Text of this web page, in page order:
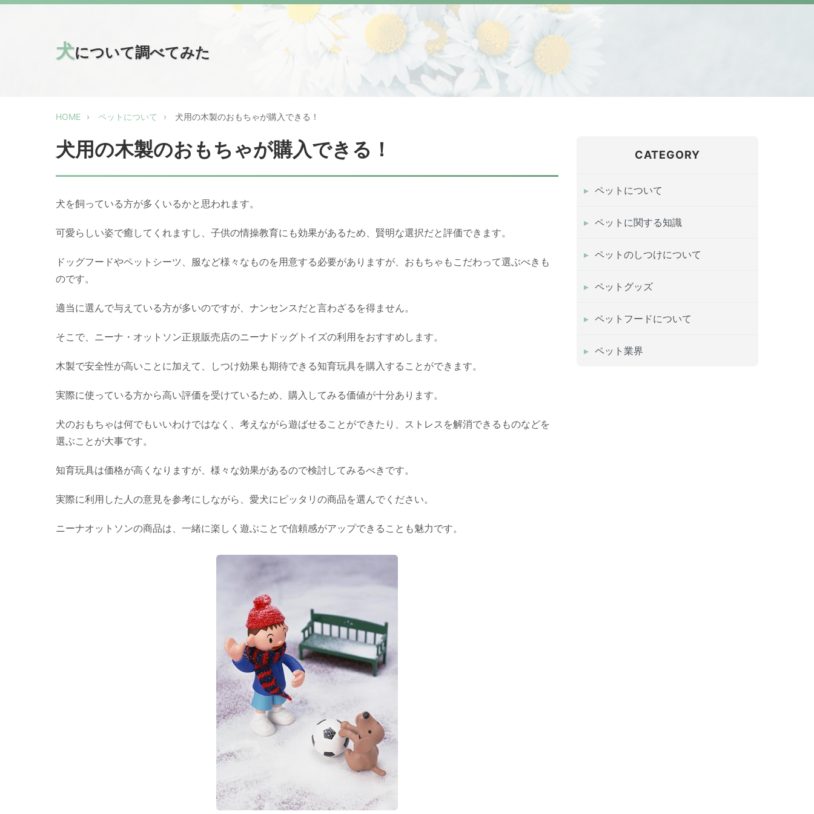
犬について調べてみた
HOME ペットについて 犬用の木製のおもちゃが購入できる！
犬用の木製のおもちゃが購入できる！
犬を飼っている方が多くいるかと思われます。
可愛らしい姿で癒してくれますし、子供の情操教育にも効果があるため、賢明な選択だと評価できます。
ドッグフードやペットシーツ、服など様々なものを用意する必要がありますが、おもちゃもこだわって選ぶべきも
のです。
適当に選んで与えている方が多いのですが、ナンセンスだと言わざるを得ません。
そこで、ニーナ・オットソン正規販売店のニーナドッグトイズの利用をおすすめします。
木製で安全性が高いことに加えて、しつけ効果も期待できる知育玩具を購入することができます。
実際に使っている方から高い評価を受けているため、購入してみる価値が十分あります。
犬のおもちゃは何でもいいわけではなく、考えながら遊ばせることができたり、ストレスを解消できるものなどを
選ぶことが大事です。
知育玩具は価格が高くなりますが、様々な効果があるので検討してみるべきです。
実際に利用した人の意見を参考にしながら、愛犬にピッタリの商品を選んでください。
ニーナオットソンの商品は、一緒に楽しく遊ぶことで信頼感がアップできることも魅力です。
CATEGORY
ペットについて
ペットに関する知識
ペットのしつけについて
ペットグッズ
ペットフードについて
ペット業界